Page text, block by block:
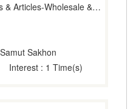
& Matting,Carpets & Rugs, Distributors & Manufacturers
Samut Sakhon
Interest : 1 Time(s)